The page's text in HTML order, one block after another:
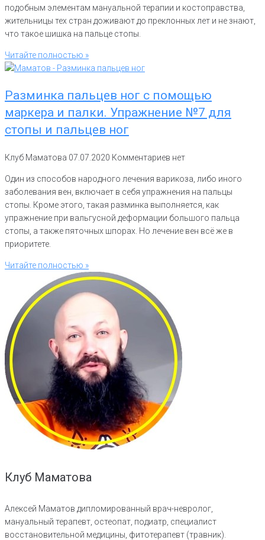
подобным элементам мануальной терапии и костоправства,
жительницы тех стран доживают до преклонных лет и не знают,
что такое шишка на пальце стопы.
Читайте полностью »
Разминка пальцев ног с помощью
маркера и палки. Упражнение №7 для
стопы и пальцев ног
Клуб Маматова 07.07.2020 Комментариев нет
Один из способов народного лечения варикоза, либо иного
заболевания вен, включает в себя упражнения на пальцы
стопы. Кроме этого, такая разминка выполняется, как
упражнение при вальгусной деформации большого пальца
стопы, а также пяточных шпорах. Но лечение вен всё же в
приоритете.
Читайте полностью »
Клуб Маматова
Алексей Маматов дипломированный врач-невролог,
мануальный терапевт, остеопат, подиатр, специалист
восстановительной медицины, фитотерапевт (травник).